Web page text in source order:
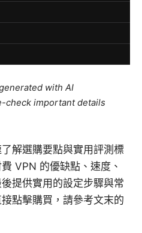
with AI
check important details
解選購要點與實用評測標
VPN 的優缺點、速度、
提供實用的設定步驟與常
點擊購買，請參考文末的